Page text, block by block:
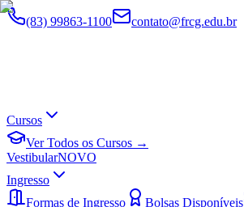
(83) 99863-1100 contato@frcg.edu.br
Cursos
Ver Todos os Cursos →
VestibularNOVO
Ingresso
Formas de Ingresso
Bolsas Disponíveis